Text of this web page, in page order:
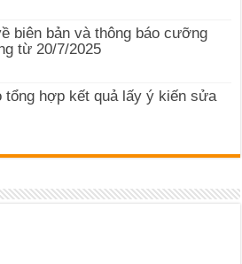
biên bản và thông báo cưỡng
từ 20/7/2025
hợp kết quả lấy ý kiến sửa